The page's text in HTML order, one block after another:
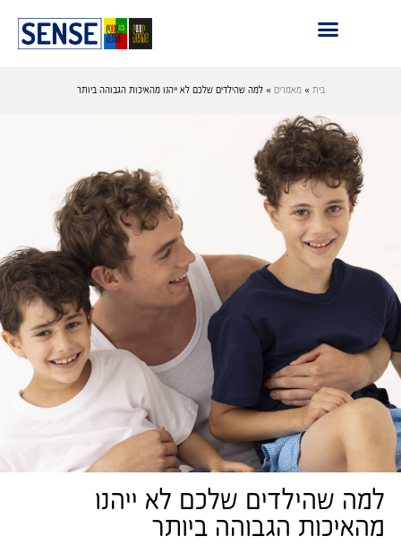
בית » מאמרים »למה שהילדים שלכם לא ייהנו מהאיכות הגבוהה ביותר
למה שהילדים שלכם לא ייהנו
מהאיכות הגבוהה ביותר